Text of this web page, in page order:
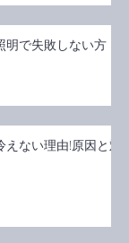
明で失敗しない方
ない理由!原因と対